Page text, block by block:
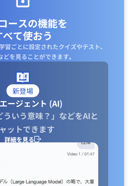
ースの機能を
べて使おう
習ごとに設定されたクイズやテスト、
どを見ることができます｡
新登場
ージェント (AI)
ういう意味？」などをAIと
ットできます
詳細を見る